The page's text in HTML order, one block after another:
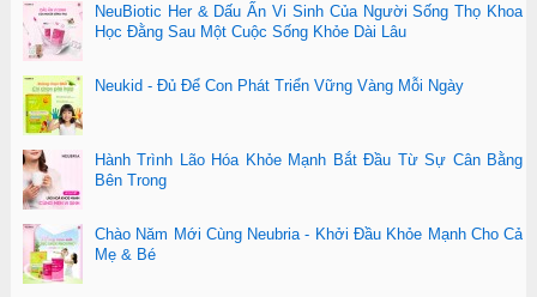
NeuBiotic Her & Dấu Ấn Vi Sinh Của Người Sống Thọ Khoa
Học Đằng Sau Một Cuộc Sống Khỏe Dài Lâu
Neukid - Đủ Để Con Phát Triển Vững Vàng Mỗi Ngày
Hành Trình Lão Hóa Khỏe Mạnh Bắt Đầu Từ Sự Cân Bằng
Bên Trong
Chào Năm Mới Cùng Neubria - Khởi Đầu Khỏe Mạnh Cho Cả
Mẹ & Bé